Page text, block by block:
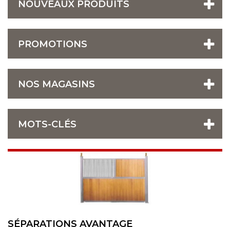
NOUVEAUX PRODUITS
PROMOTIONS
NOS MAGASINS
MOTS-CLÉS
SÉPARATIONS AVANTAGE